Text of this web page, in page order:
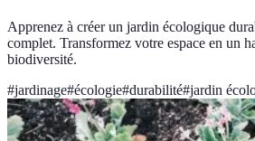
Apprenez à créer un jardin écologique
complet. Transformez votre espace en un
biodiversité.
#jardinage#écologie#durabilité#jardin